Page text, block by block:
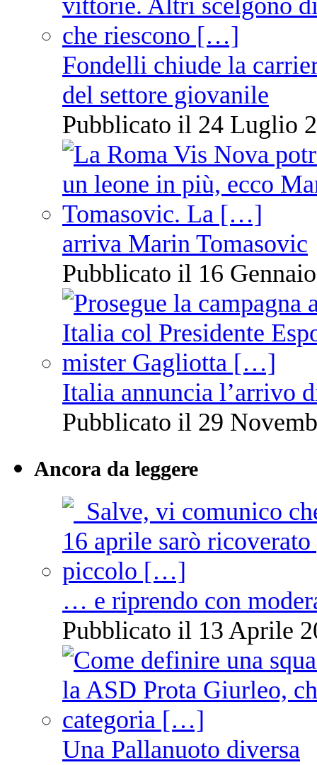
Fondelli chiude la
del settore giovanile
Pubblicato il 24 Luglio
arriva Marin Tomasovic
Pubblicato il 16
Italia annuncia l’arrivo
Pubblicato il 29
Ancora da leggere
… e riprendo con
Pubblicato il 13 Aprile
Una Pallanuoto diversa